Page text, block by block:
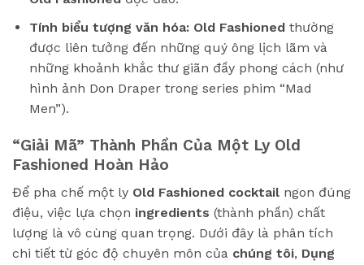
Tính biểu tượng văn hóa: Old Fashionedthường
được liên tưởng đến những quý ông lịch lãm và
những khoảnh khắc thư giãn đầy phong cách (như
hình ảnh Don Draper trong series phim “Mad
Men”).
“Giải Mã” Thành Phần Của Một Ly Old
Fashioned Hoàn Hảo
Để pha chế một ly Old Fashioned cocktail ngon đúng
điệu, việc lựa chọn ingredients (thành phần) chất
lượng là vô cùng quan trọng. Dưới đây là phân tích
chi tiết từ góc độ chuyên môn của chúng tôi, Dụng